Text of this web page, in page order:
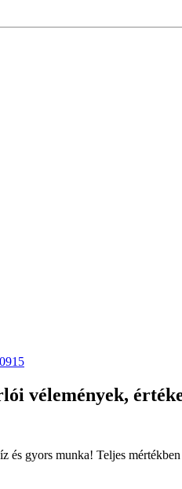
vélemények,
és gyors munka! Teljes